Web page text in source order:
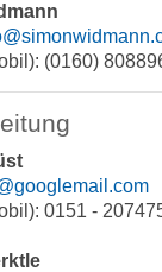
(0160)
0151 -